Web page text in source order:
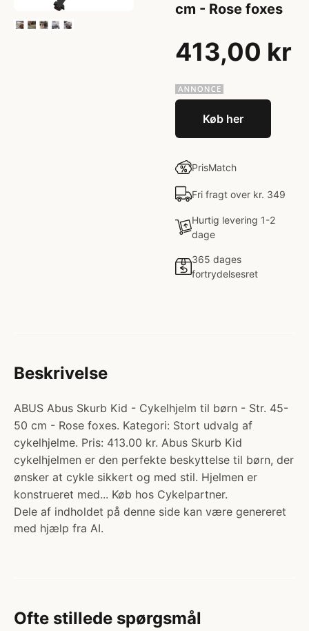
cm - Rose foxes
413,00 kr
Køb her
PrisMatch
Fri fragt over kr. 349
Hurtig levering 1-2
dage
365 dages
fortrydelsesret
Beskrivelse
ABUS Abus Skurb Kid - Cykelhjelm til børn - Str. 45-
50 cm - Rose foxes. Kategori: Stort udvalg af
cykelhjelme. Pris: 413.00 kr. Abus Skurb Kid
cykelhjelmen er den perfekte beskyttelse til børn, der
ønsker at cykle sikkert og med stil. Hjelmen er
konstrueret med... Køb hos Cykelpartner.
Dele af indholdet på denne side kan være genereret
med hjælp fra AI.
Ofte stillede spørgsmål